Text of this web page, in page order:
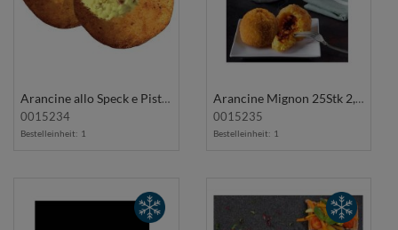
Arancine allo Speck e Pistacchio 25Stk 2,5Kg SUARE
0015234
Bestelleinheit: 1
Arancine Mignon 25Stk 2,5Kg SUARÈ
0015235
Bestelleinheit: 1